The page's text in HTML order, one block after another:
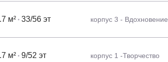
м² 33/56 эт корпус 3 - Вдохновение
м² 9/52 эт корпус 1 -Творчество